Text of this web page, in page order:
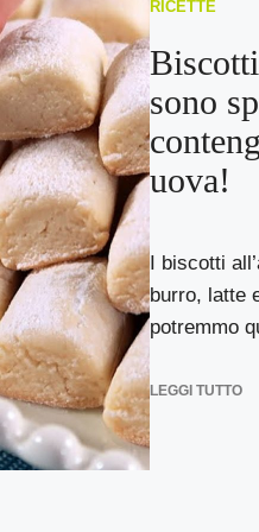
RICETTE
sono
uova!
I biscotti
burro, latte
potremmo
LEGGI TUTTO